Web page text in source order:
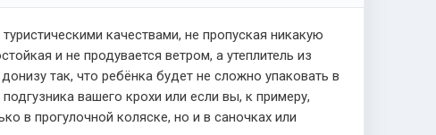
качествами, не пропуская никакую
и не продувается ветром, а утеплитель из
так, что ребёнка будет не сложно упаковать в
вашего крохи или если вы, к примеру,
в прогулочной коляске, но и в саночках или